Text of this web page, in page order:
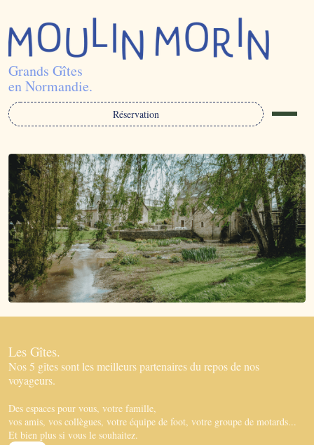
Grands Gîtes
en Normandie.
Réservation
Les Gîtes.
Nos 5 gîtes sont les meilleurs partenaires du repos de nos
voyageurs.
Des espaces pour vous, votre famille,
vos amis, vos collègues, votre équipe de foot, votre groupe de motards...
Et bien plus si vous le souhaitez.